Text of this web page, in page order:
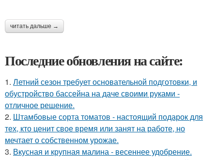
читать дальше →
Последние обновления на сайте:
1. Летний сезон требует основательной подготовки, и
обустройство бассейна на даче своими руками -
отличное решение.
2. Штамбовые сорта томатов - настоящий подарок для
тех, кто ценит свое время или занят на работе, но
мечтает о собственном урожае.
3. Вкусная и крупная малина - весеннее удобрение.